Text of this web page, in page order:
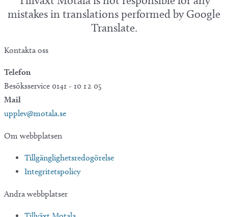
mistakes in translations performed by Google
Translate.
Kontakta oss
Telefon
Besöksservice 0141 - 10 1 2 05
Mail
upplev@motala.se
Om webbplatsen
Tillgänglighetsredogörelse
Integritetspolicy
Andra webbplatser